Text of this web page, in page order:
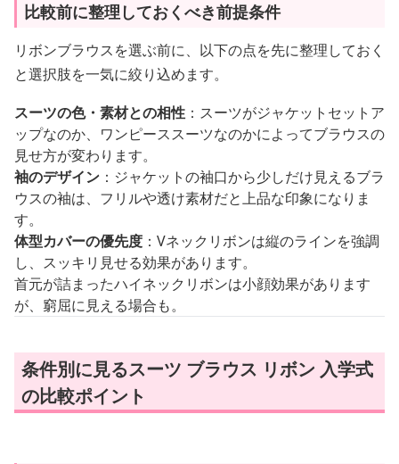
比較前に整理しておくべき前提条件
リボンブラウスを選ぶ前に、以下の点を先に整理しておく
と選択肢を一気に絞り込めます。
スーツの色・素材との相性 ：スーツがジャケットセットア
ップなのか、ワンピーススーツなのかによってブラウスの
見せ方が変わります。
袖のデザイン ：ジャケットの袖口から少しだけ見えるブラ
ウスの袖は、フリルや透け素材だと上品な印象になりま
す。
体型カバーの優先度 ：Vネックリボンは縦のラインを強調
し、スッキリ見せる効果があります。
首元が詰まったハイネックリボンは小顔効果があります
が、窮屈に見える場合も。
条件別に見るスーツ ブラウス リボン 入学式
の比較ポイント